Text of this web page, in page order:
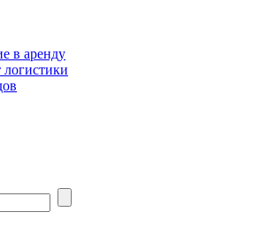
в аренду
логистики